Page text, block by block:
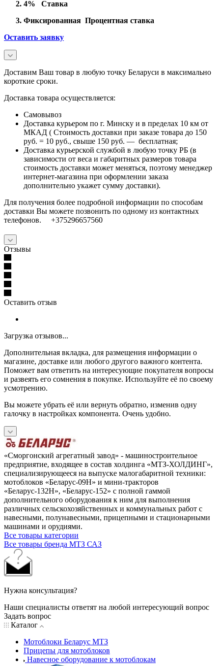
4% Ставка
Фиксированная Процентная ставка
Оставить заявку
Доставим Ваш товар в любую точку Беларуси в максимально
короткие сроки.
Доставка товара осуществляется:
Самовывоз
Доставка курьером по г. Минску и в пределах 10 км от
МКАД ( Стоимость доставки при заказе товара до 150
руб. = 10 руб., свыше 150 руб. — бесплатная;
Доставка курьерской службой в любую точку РБ (в
зависимости от веса и габаритных размеров товара
стоимость доставки может меняться, поэтому менеджер
интернет-магазина при оформлении заказа
дополнительно укажет сумму доставки).
Для получения более подробной информации по способам
доставки Вы можете позвонить по одному из контактных
телефонов. +375296657560
Отзывы
Оставить отзыв
Загрузка отзывов...
Дополнительная вкладка, для размещения информации о
магазине, доставке или любого другого важного контента.
Поможет вам ответить на интересующие покупателя вопросы
и развеять его сомнения в покупке. Используйте её по своему
усмотрению.
Вы можете убрать её или вернуть обратно, изменив одну
галочку в настройках компонента. Очень удобно.
«Сморгонский агрегатный завод» - машиностроительное
предприятие, входящее в состав холдинга «МТЗ-ХОЛДИНГ»,
специализирующееся на выпуске малогабаритной техники:
мотоблоков «Беларус-09Н» и мини-тракторов
«Беларус-132Н», «Беларус-152» с полной гаммой
дополнительного оборудования к ним для выполнения
различных сельскохозяйственных и коммунальных работ с
навесными, полунавесными, прицепными и стационарными
машинами и орудиями.
Все товары категории
Все товары бренда МТЗ САЗ
Нужна консультация?
Наши специалисты ответят на любой интересующий вопрос
Задать вопрос
Каталог
Мотоблоки Беларус МТЗ
Прицепы для мотоблоков
Навесное оборудование к мотоблокам